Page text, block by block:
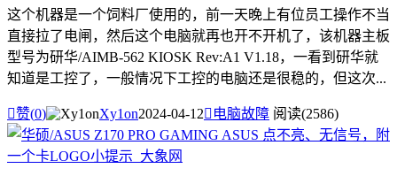
这个机器是一个饲料厂使用的，前一天晚上有位员工操作不当
直接拉了电闸，然后这个电脑就再也开不开机了，该机器主板
型号为研华/AIMB-562 KIOSK Rev:A1 V1.18，一看到研华就
知道是工控了，一般情况下工控的电脑还是很稳的，但这次...
赞(0) Xy1on2024-04-12 电脑故障 阅读(2586)